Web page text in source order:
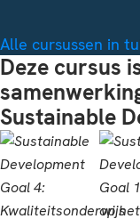
Alle cursussen in
Deze cursus
Sustainable